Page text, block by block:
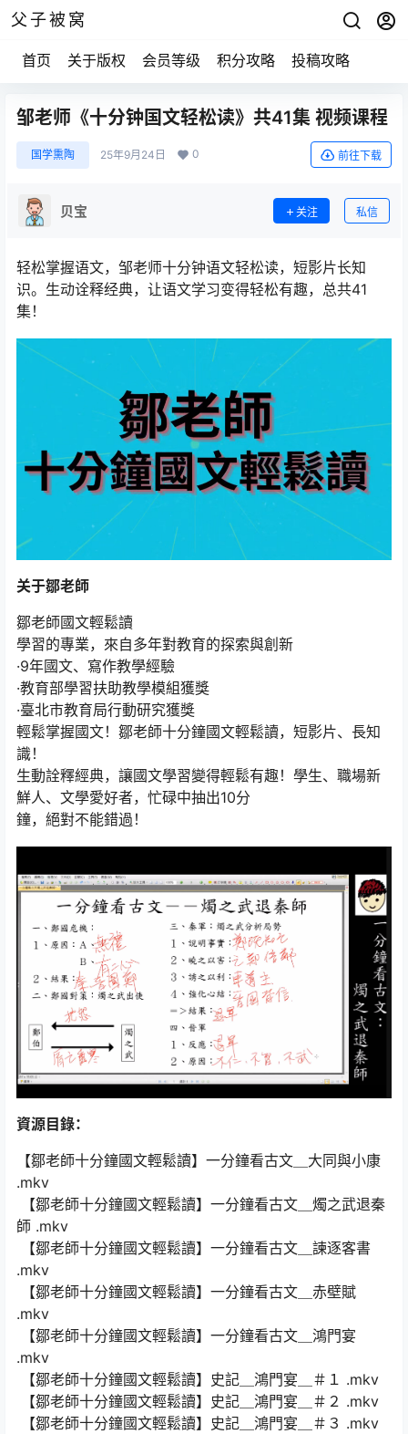
父子被窝
首页 关于版权 会员等级 积分攻略 投稿攻略
邹老师《十分钟国文轻松读》共41集 视频课程
国学熏陶 25年9月24日 0 前往下载
贝宝 关注 私信
轻松掌握语文，邹老师十分钟语文轻松读，短影片长知
识。生动诠释经典，让语文学习变得轻松有趣，总共41
集！
关于鄒老師
鄒老師國文輕鬆讀
學習的專業，來自多年對教育的探索與創新
·9年國文、寫作教學經驗
·教育部學習扶助教學模組獲獎
·臺北市教育局行動研究獲獎
輕鬆掌握國文！鄒老師十分鐘國文輕鬆讀，短影片、長知
識！
生動詮釋經典，讓國文學習變得輕鬆有趣！學生、職場新
鮮人、文學愛好者，忙碌中抽出10分
鐘，絕對不能錯過！
資源目錄：
【鄒老師十分鐘國文輕鬆讀】一分鐘看古文＿大同與小康
.mkv
【鄒老師十分鐘國文輕鬆讀】一分鐘看古文＿燭之武退秦
師 .mkv
【鄒老師十分鐘國文輕鬆讀】一分鐘看古文＿諫逐客書
.mkv
【鄒老師十分鐘國文輕鬆讀】一分鐘看古文＿赤壁賦
.mkv
【鄒老師十分鐘國文輕鬆讀】一分鐘看古文＿鴻門宴
.mkv
【鄒老師十分鐘國文輕鬆讀】史記＿鴻門宴＿＃１ .mkv
【鄒老師十分鐘國文輕鬆讀】史記＿鴻門宴＿＃２ .mkv
【鄒老師十分鐘國文輕鬆讀】史記＿鴻門宴＿＃３ .mkv